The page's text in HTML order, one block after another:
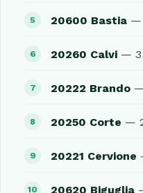
20600 Bastia —
20260 Calvi — 3
20222 Brando
20250 Corte —
20221 Cervione
20620 Biguglia